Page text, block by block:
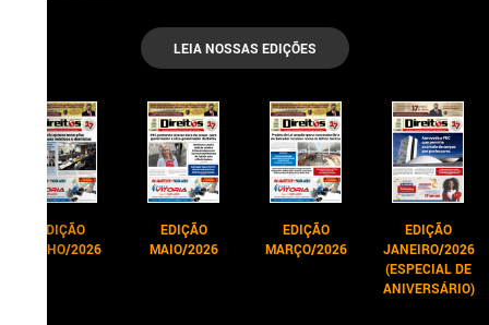
LEIA NOSSAS EDIÇÕES
EDIÇÃO
JUNHO/2026
EDIÇÃO
MAIO/2026
EDIÇÃO
MARÇO/2026
EDIÇÃO
JANEIRO/2026
(ESPECIAL DE
ANIVERSÁRIO)